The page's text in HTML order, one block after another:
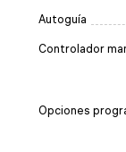
Autoguía
Controlador
Opciones